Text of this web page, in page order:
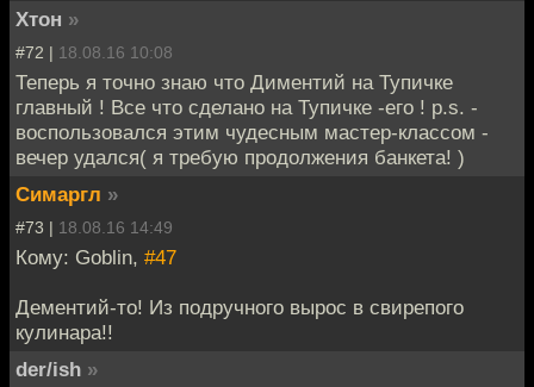
Хтон »
#72 | 18.08.16 10:08
Теперь я точно знаю что Диментий на Тупичке
главный ! Все что сделано на Тупичке -его ! p.s. -
воспользовался этим чудесным мастер-классом -
вечер удался( я требую продолжения банкета! )
Симаргл »
#73 | 18.08.16 14:49
Кому: Goblin, #47
Дементий-то! Из подручного вырос в свирепого
кулинара!!
der/ish »